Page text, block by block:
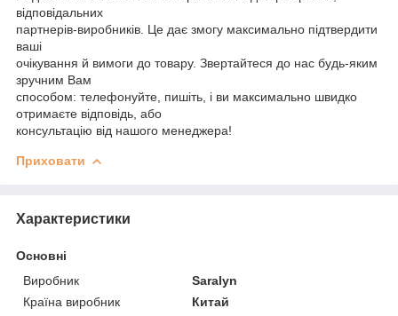
відповідальних
партнерів-виробників. Це дає змогу максимально підтвердити
ваші
очікування й вимоги до товару. Звертайтеся до нас будь-яким
зручним Вам
способом: телефонуйте, пишіть, і ви максимально швидко
отримаєте відповідь, або
консультацію від нашого менеджера!
Приховати
Характеристики
Основні
Виробник
Saralyn
Країна виробник
Китай